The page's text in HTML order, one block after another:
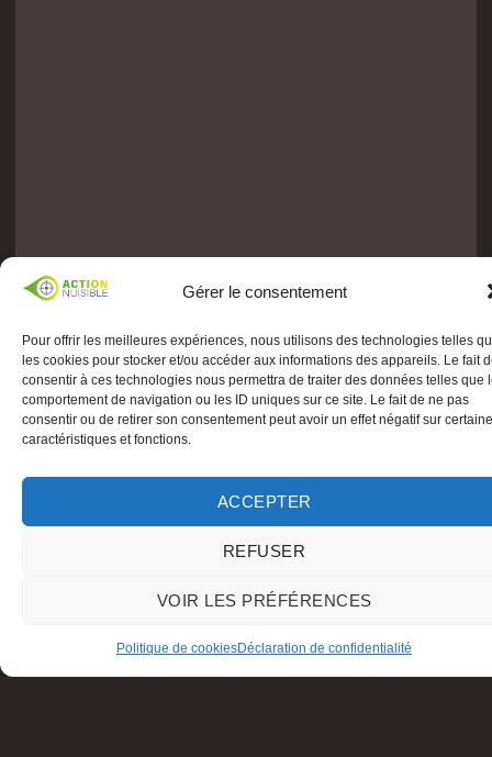
Gérer le consentement
Pour offrir les meilleures expériences, nous utilisons des technologies telles
les cookies pour stocker et/ou accéder aux informations des appareils. Le fait
consentir à ces technologies nous permettra de traiter des données telles que
comportement de navigation ou les ID uniques sur ce site. Le fait de ne pas
consentir ou de retirer son consentement peut avoir un effet négatif sur
caractéristiques et fonctions.
ACCEPTER
REFUSER
VOIR LES PRÉFÉRENCES
Politique de cookiesDéclaration de confidentialité